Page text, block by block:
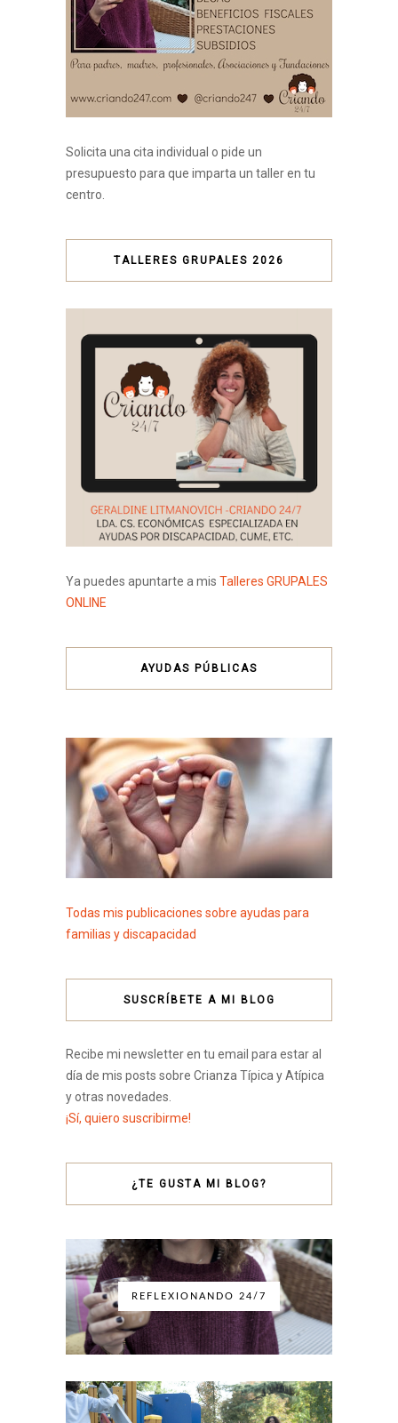
Solicita una cita individual o pide un
presupuesto para que imparta un taller en tu
centro.
TALLERES GRUPALES 2026
Ya puedes apuntarte a mis Talleres GRUPALES
ONLINE
AYUDAS PÚBLICAS
Todas mis publicaciones sobre ayudas para
familias y discapacidad
SUSCRÍBETE A MI BLOG
Recibe mi newsletter en tu email para estar al
día de mis posts sobre Crianza Típica y Atípica
y otras novedades.
¡Sí, quiero suscribirme!
¿TE GUSTA MI BLOG?
REFLEXIONANDO 24/7